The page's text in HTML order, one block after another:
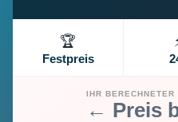
🏆
Festpreis
IHR BERECHNETER
← Preis